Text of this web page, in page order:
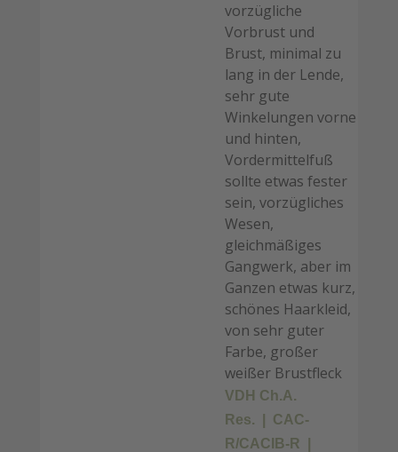
vorzügliche
Vorbrust und
Brust, minimal zu
lang in der Lende,
sehr gute
Winkelungen vorne
und hinten,
Vordermittelfuß
sollte etwas fester
sein, vorzügliches
Wesen,
gleichmäßiges
Gangwerk, aber im
Ganzen etwas kurz,
schönes Haarkleid,
von sehr guter
Farbe, großer
weißer Brustfleck
VDH Ch.A.
Res.
CAC-
R/CACIB-R